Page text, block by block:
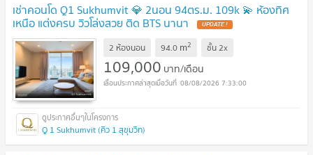
เช่าคอนโด Q1 Sukhumvit 💎 2นอน 94ตร.ม. 109k 💫 ห้องทิศ
เหนือ แต่งครบ วิวโล่งสวย ติด BTS นานา
2 ห้องนอน 94.0 m2 ชั้น2x
109,000 บาท/เดือน
08/08/2026 7:33:00
Q 1 Sukhumvit (คิว 1 สุขุมวิท)